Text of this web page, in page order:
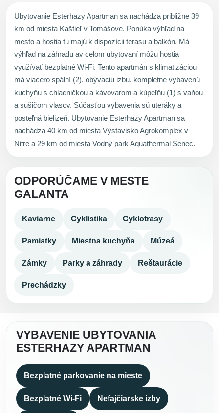
Ubytovanie Esterhazy Apartman sa nachádza približne 39
km od miesta Kaštieľ v Tomášove. Ponúka výhľad na
mesto a hostia tu majú k dispozícii terasu a balkón. Má
výhľad na záhradu av celom ubytovaní môžu hostia
využívať bezplatné Wi-Fi. Tento apartmán s klimatizáciou
má viacero spální (2), obývaciu izbu, kompletne vybavenú
kuchyňu s chladničkou a kávovarom a kúpeľňu (1) s vaňou
a sušičom vlasov. Súčasťou vybavenia sú uteráky a
posteľná bielizeň. Ubytovanie Esterhazy Apartman sa
nachádza 40 km od miesta Výstavisko Agrokomplex v
Nitre a 29 km od miesta Vodný park Aquathermal Senec.
ODPORÚČAME V MESTE
GALANTA
Kaviarne Cyklistika Cyklotrasy
Pamiatky Miestna kuchyňa Múzeá
Zámky Parky a záhrady Reštaurácie
Prechádzky
VYBAVENIE UBYTOVANIA
ESTERHAZY APARTMAN
Bezplatné parkovanie na mieste
Bezplatné Wi-Fi Nefajčiarske izby